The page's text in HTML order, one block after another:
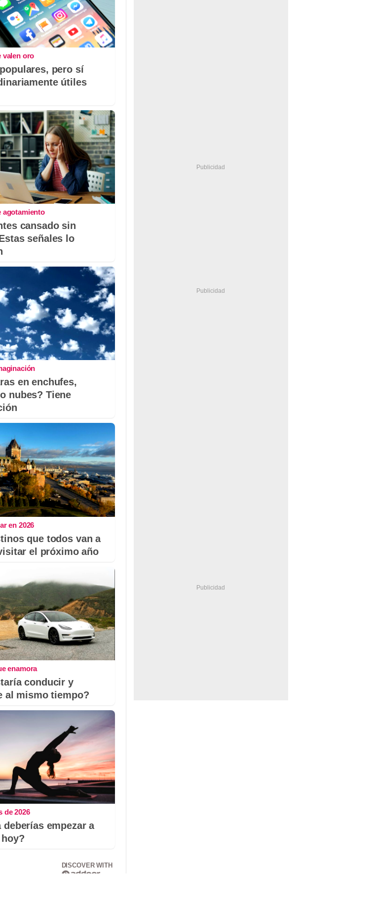
valen oro
pero sí
útiles
agotamiento
cansado sin
señales lo
en enchufes,
nubes? Tiene
en 2026
que todos van a
el próximo año
enamora
conducir y
al mismo tiempo?
de 2026
deberías empezar a
DISCOVER WITH